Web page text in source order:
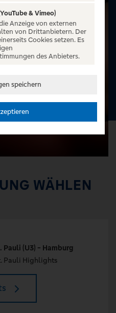
WÄHLEN
Pauli (U3) - Hamburg
Pauli Highlights
& Vimeo)
Anzeige von externen
von Drittanbietern. Der
Cookies setzen. Es
des Anbieters.
speichern